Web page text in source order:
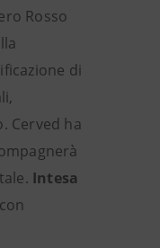
Rosso
di
Cerved ha
Intesa